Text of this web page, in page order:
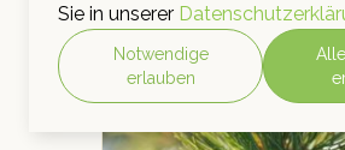
Sie in unserer
Notwendige
erlauben